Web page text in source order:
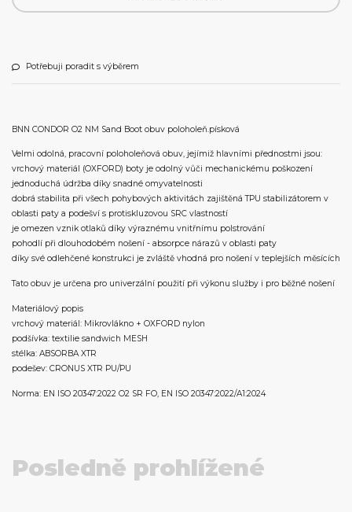
Potřebuji poradit s výběrem
BNN CONDOR O2 NM Sand Boot obuv poloholeň.písková
Velmi odolná, pracovní poloholeňová obuv, jejímiž hlavními přednostmi jsou:
vrchový materiál (OXFORD) boty je odolný vůči mechanickému poškození
jednoduchá údržba díky snadné omyvatelnosti
dobrá stabilita při všech pohybových aktivitách zajištěná TPU stabilizátorem v
oblasti paty a podešví s protiskluzovou SRC vlastností
je omezen vznik otlaků díky výraznému vnitřnímu polstrování
pohodlí při dlouhodobém nošení - absorpce nárazů v oblasti paty
díky své odlehčené konstrukci je zvláště vhodná pro nošení v teplejších měsících
Tato obuv je určena pro univerzální použití při výkonu služby i pro běžné nošení
Materiálový popis
vrchový materiál: Mikrovlákno + OXFORD nylon
podšívka: textilie sandwich MESH
stélka: ABSORBA XTR
podešev: CRONUS XTR PU/PU
Norma: EN ISO 20347:2022 O2 SR FO, EN ISO 20347:2022/A1:2024
Posledně prohlížené